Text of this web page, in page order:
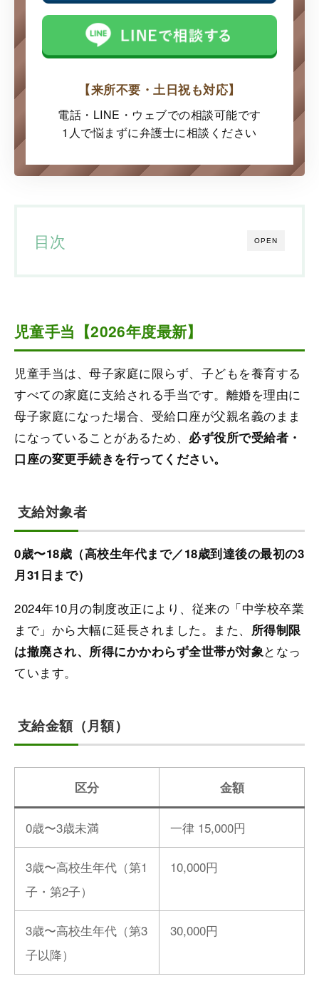
【来所不要・土日祝も対応】
電話・LINE・ウェブでの相談可能です
1人で悩まずに弁護士に相談ください
OPEN
目次
児童手当【2026年度最新】
児童手当は、母子家庭に限らず、子どもを養育する
すべての家庭に支給される手当です。離婚を理由に
母子家庭になった場合、受給口座が父親名義のまま
になっていることがあるため、 必ず役所で受給者・
口座の変更手続きを行ってください。
支給対象者
0歳〜18歳（高校生年代まで／18歳到達後の最初の3
月31日まで）
2024年10月の制度改正により、従来の「中学校卒業
まで」から大幅に延長されました。また、 所得制限
は撤廃され、所得にかかわらず全世帯が対象となっ
ています。
支給金額（月額）
区分 金額
0歳〜3歳未満 一律 15,000円
3歳〜高校生年代（第1
子・第2子）
10,000円
3歳〜高校生年代（第3
子以降）
30,000円